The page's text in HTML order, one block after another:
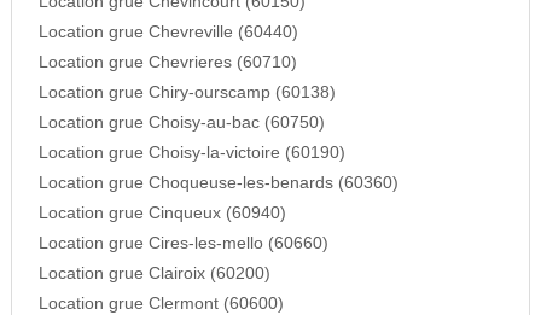
Location grue Chevreville (60440)
Location grue Chevrieres (60710)
Location grue Chiry-ourscamp (60138)
Location grue Choisy-au-bac (60750)
Location grue Choisy-la-victoire (60190)
Location grue Choqueuse-les-benards (60360)
Location grue Cinqueux (60940)
Location grue Cires-les-mello (60660)
Location grue Clairoix (60200)
Location grue Clermont (60600)